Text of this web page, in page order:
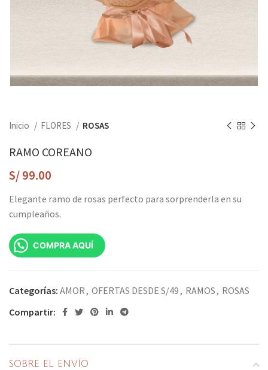
Inicio FLORES ROSAS
RAMO COREANO
S/99.00
Elegante ramo de rosas perfecto para sorprenderla en su
cumpleaños.
COMPRA AQUÍ
Categorías: AMOR, OFERTAS DESDE S/49, RAMOS, ROSAS
Compartir:
SOBRE EL ENVÍO